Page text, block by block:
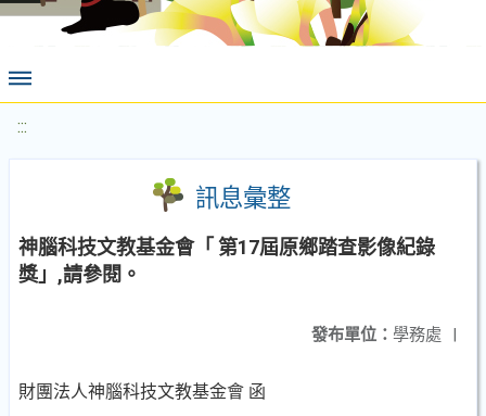
:::
訊息彙整
神腦科技文教基金會「 第17屆原鄉踏查影像紀錄
獎」,請參閱。
發布單位： 學務處 |
財團法人神腦科技文教基金會 函